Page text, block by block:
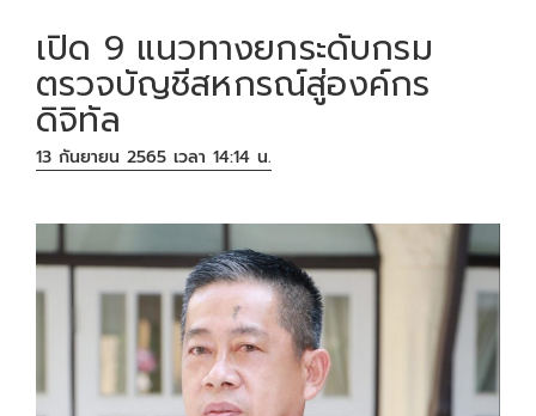
เปิด 9 แนวทางยกระดับกรม
ตรวจบัญชีสหกรณ์สู่องค์กร
ดิจิทัล
13 กันยายน 2565 เวลา 14:14 น.